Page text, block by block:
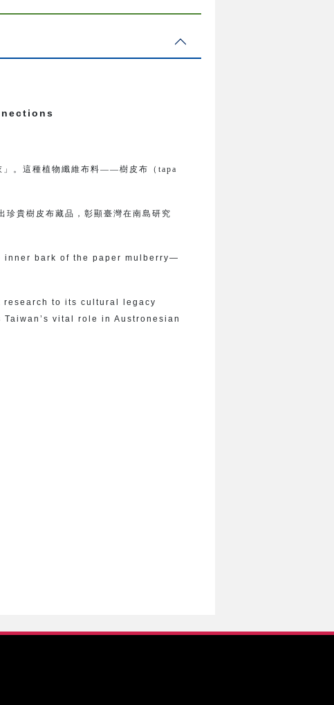
」。這種植物纖維布料——樹皮布（tapa
貴樹皮布藏品，彰顯臺灣在南島研究
inner bark of the paper mulberry—
research to its cultural legacy
vital role in Austronesian